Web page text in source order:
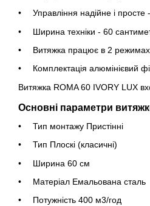
Управління надійне і просте
Ширина техніки - 60
Витяжка працює в 2 режимах,
Комплектація алюмінієвий
Витяжка ROMA 60 IVORY LUX
Основні параметри
Тип монтажу Пристінні
Тип Плоскі (класичні)
Ширина 60 см
Матеріал Емальована сталь
Потужність 400 м3/год